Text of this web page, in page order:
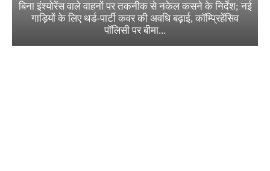
बिना इंश्योरेंस वाले वाहनों पर तकनीक से नकेल कसने के निर्देश; नई
गाड़ियों के लिए थर्ड-पार्टी कवर की अवधि बढ़ाई, कॉम्प्रिहेंसिव
पॉलिसी पर बीमा...